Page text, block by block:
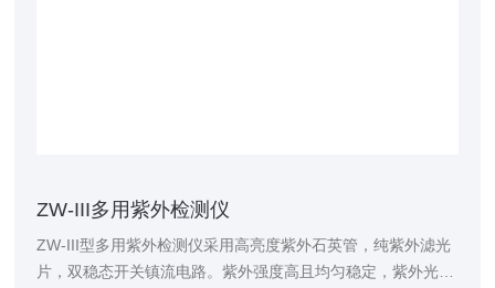
ZW-III多用紫外检测仪
ZW-III型多用紫外检测仪采用高亮度紫外石英管，纯紫外滤光
片，双稳态开关镇流电路。紫外强度高且均匀稳定，紫外光纯